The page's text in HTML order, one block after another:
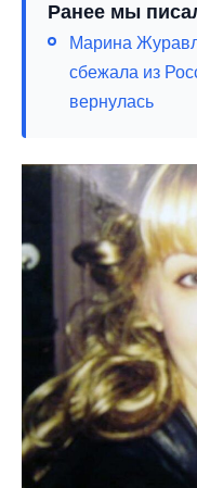
Ранее мы
Марина
сбежала из
вернулась